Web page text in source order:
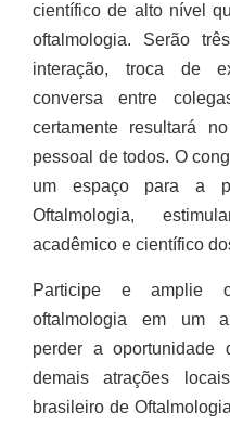
científico de alto nível
oftalmologia. Serão
interação, troca de
conversa entre
certamente resultará
pessoal de todos. O
um espaço para a
Oftalmologia,
acadêmico e científico
Participe e amplie
oftalmologia em um
perder a
demais atrações
brasileiro de